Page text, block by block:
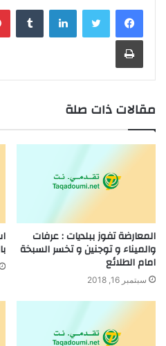
لينكدإن
طباعة
مقالات ذات صلة
المعارضة تفوز ببلديات : عرفات
والميناء و توجنين و تخسر السبخة
امام الطلائع
سبتمبر 16, 2018